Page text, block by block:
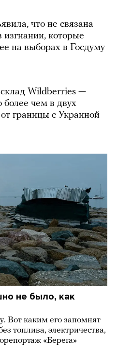
что не связана
которые
на выборах в Госдуму
Wildberries —
более чем в двух
границы с Украиной
не было, как
Вот каким его запомнят
топлива, электричества,
«Берега»